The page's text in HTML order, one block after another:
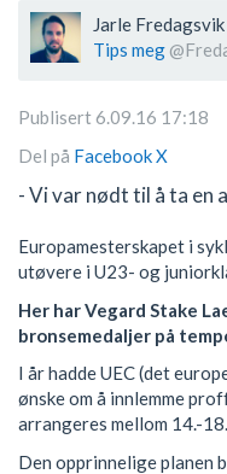
Jarle Fredagsvik
Tips meg
Publisert 6.09.16 17:18
Del på FacebookX
- Vi var nødt til å ta en
Europamesterskapet i
utøvere i U23- og
Her har Vegard Stake
bronsemedaljer på
I år hadde UEC (det
ønske om å innlemme
arrangeres mellom 14.-
Den opprinnelige planen